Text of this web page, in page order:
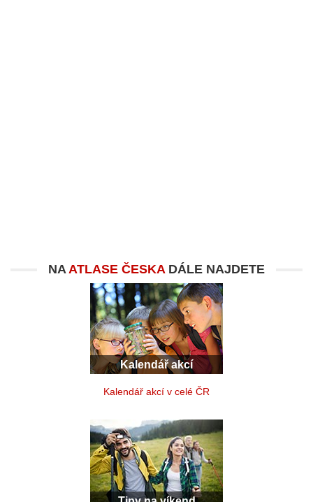
NAATLASE ČESKADÁLE NAJDETE
Kalendář akcí
Kalendář akcí v celé ČR